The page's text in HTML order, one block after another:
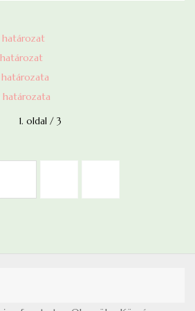
határozat
határozata
1. oldal / 3